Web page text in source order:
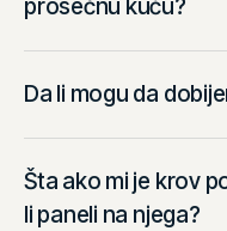
prosečnu kuću?
Da li mogu da
Šta ako mi je krov
li paneli na njega?